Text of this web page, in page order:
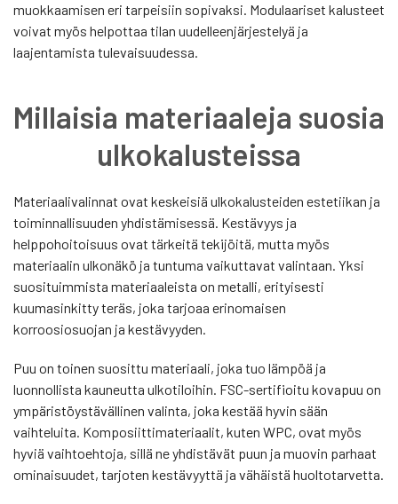
muokkaamisen eri tarpeisiin sopivaksi. Modulaariset kalusteet
voivat myös helpottaa tilan uudelleenjärjestelyä ja
laajentamista tulevaisuudessa.
Millaisia materiaaleja suosia
ulkokalusteissa
Materiaalivalinnat ovat keskeisiä ulkokalusteiden estetiikan ja
toiminnallisuuden yhdistämisessä. Kestävyys ja
helppohoitoisuus ovat tärkeitä tekijöitä, mutta myös
materiaalin ulkonäkö ja tuntuma vaikuttavat valintaan. Yksi
suosituimmista materiaaleista on metalli, erityisesti
kuumasinkitty teräs, joka tarjoaa erinomaisen
korroosiosuojan ja kestävyyden.
Puu on toinen suosittu materiaali, joka tuo lämpöä ja
luonnollista kauneutta ulkotiloihin. FSC-sertifioitu kovapuu on
ympäristöystävällinen valinta, joka kestää hyvin sään
vaihteluita. Komposiittimateriaalit, kuten WPC, ovat myös
hyviä vaihtoehtoja, sillä ne yhdistävät puun ja muovin parhaat
ominaisuudet, tarjoten kestävyyttä ja vähäistä huoltotarvetta.